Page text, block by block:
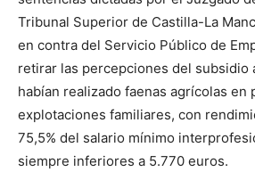
Tribunal Superior de Castilla-La
en contra del Servicio Público de
retirar las percepciones del subsidio
habían realizado faenas agrícolas en
explotaciones familiares, con
75,5% del salario mínimo
siempre inferiores a 5.770 euros.